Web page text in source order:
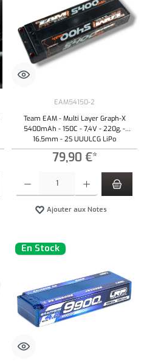
EAM54150-2
Team EAM - Multi Layer Graph-X
5400mAh - 150C - 7,4V - 220g, -
16,5mm - 2S UUULCG LiPo
79,90 €*
Ajouter aux Notes
En Stock